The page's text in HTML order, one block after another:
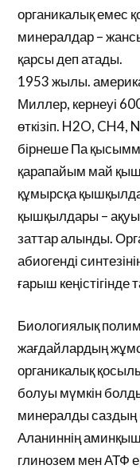
органикалық емес
минералдар –
қарсы деп атады.
1953 жылы.
Миллер, кернеуі
өткізіп. H2O,
бірнеше Па
қарапайым май
құмырсқа
қышқылдары –
заттар алынды.
абиогенді
ғарыш
Биологиялық
жағдайлардың
органикалық
болуы мүмкін
минералды саздың
Аланиннің
глинозем мен АТФ